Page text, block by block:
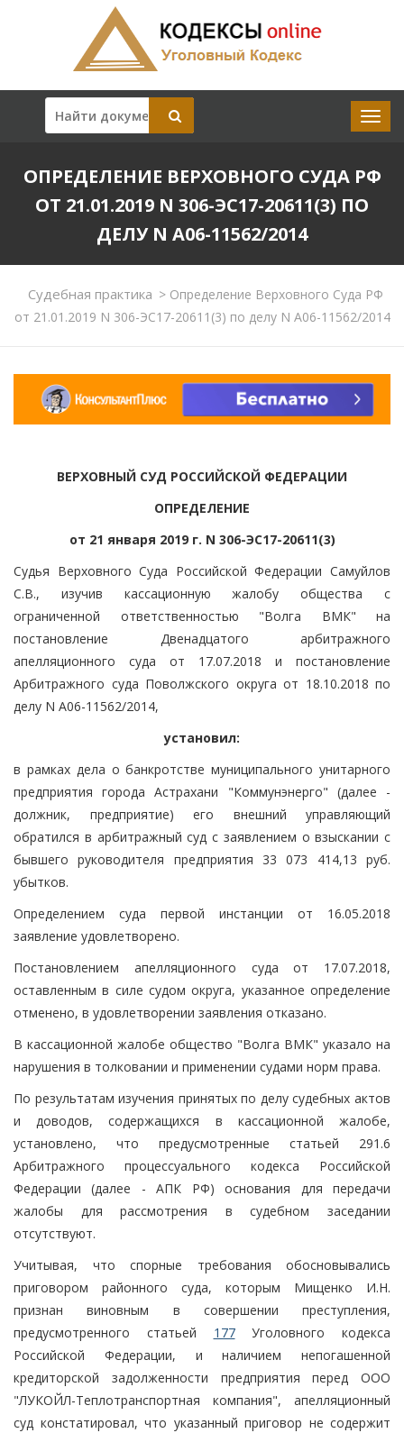
ОПРЕДЕЛЕНИЕ ВЕРХОВНОГО СУДА РФ
ОТ 21.01.2019 N 306-ЭС17-20611(3) ПО
ДЕЛУ N А06-11562/2014
Судебная практика >Определение Верховного Суда РФ
от 21.01.2019 N 306-ЭС17-20611(3) по делу N А06-11562/2014
ВЕРХОВНЫЙ СУД РОССИЙСКОЙ ФЕДЕРАЦИИ
ОПРЕДЕЛЕНИЕ
от 21 января 2019 г. N 306-ЭС17-20611(3)
Судья Верховного Суда Российской Федерации Самуйлов
С.В., изучив кассационную жалобу общества с
ограниченной ответственностью "Волга ВМК" на
постановление Двенадцатого арбитражного
апелляционного суда от 17.07.2018 и постановление
Арбитражного суда Поволжского округа от 18.10.2018 по
делу N А06-11562/2014,
установил:
в рамках дела о банкротстве муниципального унитарного
предприятия города Астрахани "Коммунэнерго" (далее -
должник, предприятие) его внешний управляющий
обратился в арбитражный суд с заявлением о взыскании с
бывшего руководителя предприятия 33 073 414,13 руб.
убытков.
Определением суда первой инстанции от 16.05.2018
заявление удовлетворено.
Постановлением апелляционного суда от 17.07.2018,
оставленным в силе судом округа, указанное определение
отменено, в удовлетворении заявления отказано.
В кассационной жалобе общество "Волга ВМК" указало на
нарушения в толковании и применении судами норм права.
По результатам изучения принятых по делу судебных актов
и доводов, содержащихся в кассационной жалобе,
установлено, что предусмотренные статьей 291.6
Арбитражного процессуального кодекса Российской
Федерации (далее - АПК РФ) основания для передачи
жалобы для рассмотрения в судебном заседании
отсутствуют.
Учитывая, что спорные требования обосновывались
приговором районного суда, которым Мищенко И.Н.
признан виновным в совершении преступления,
предусмотренного статьей 177Уголовного кодекса
Российской Федерации, и наличием непогашенной
кредиторской задолженности предприятия перед ООО
"ЛУКОЙЛ-Теплотранспортная компания", апелляционный
суд констатировал, что указанный приговор не содержит